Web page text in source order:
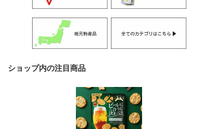
ショップ内の注目商品